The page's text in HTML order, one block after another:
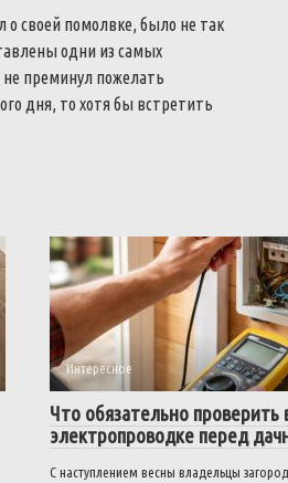
своей помолвке, было не так
одни из самых
преминул пожелать
дня, то хотя бы встретить
Интересное
Что обязательно проверить
электропроводке перед
С наступлением весны владельцы